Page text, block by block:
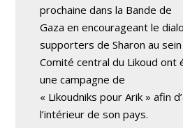
prochaine dans la Bande de
Gaza en encourageant le
supporters de Sharon au
Comité central du Likoud ont
une campagne de
« Likoudniks pour Arik » afin
l’intérieur de son pays.